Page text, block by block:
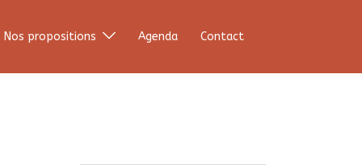
Nos propositions Agenda Contact